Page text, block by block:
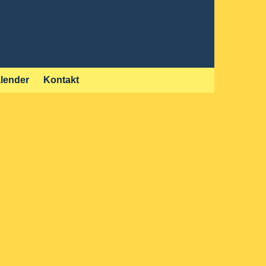
Kontakt